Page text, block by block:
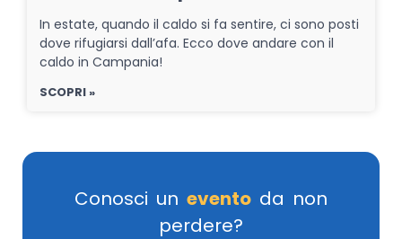
In estate, quando il caldo si fa sentire, ci sono posti
dove rifugiarsi dall’afa. Ecco dove andare con il
caldo in Campania!
SCOPRI »
Conosci un evento da non
perdere?